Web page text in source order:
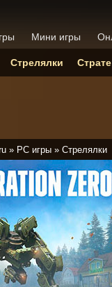
» PC игры » Стрелялки
Мини игры
Стрелялки